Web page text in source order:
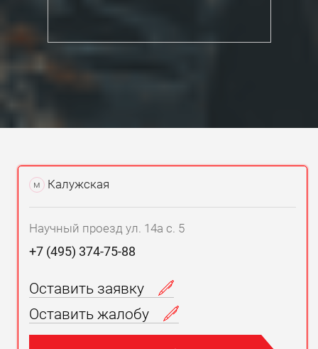
м Калужская
Научный проезд ул. 14а с. 5
+7 (495) 374-75-88
Оставить заявку
Оставить жалобу